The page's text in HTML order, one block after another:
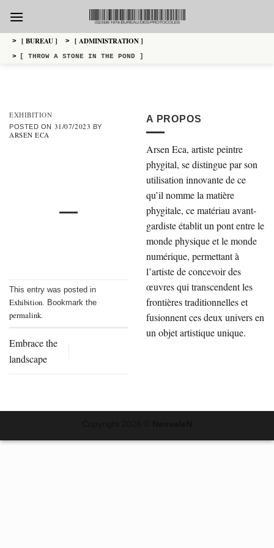
content
> [ BUREAU ] > [ ADMINISTRATION ]
> [ THROW A STONE IN THE POND ]
EXHIBITION
POSTED ON 31/07/2023 BY
ARSEN ECA
This entry was posted in
Exhibition. Bookmark the
permalink.
Embrace the
landscape
A PROPOS
Arsen Eca, artiste peintre
phygital, se distingue par son
utilisation innovante de ce
qu’il nomme la matière
phygitale, ce matériau avant-
gardiste établit un pont entre le
monde physique et le monde
numérique, permettant à
l’artiste de concevoir des
œuvres qui transcendent les
frontières traditionnelles et
fusionnent ces deux univers en
un objet artistique unique.